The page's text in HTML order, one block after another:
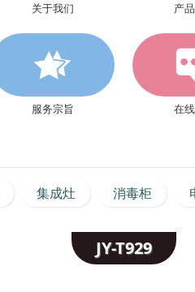
关于我们 产
服务宗旨 在
集成灶 消毒柜
JY-T929